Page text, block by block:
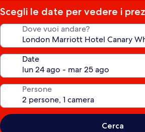
Scegli le date per vedere i
Dove vuoi andare?
Date
Persone
Cerca